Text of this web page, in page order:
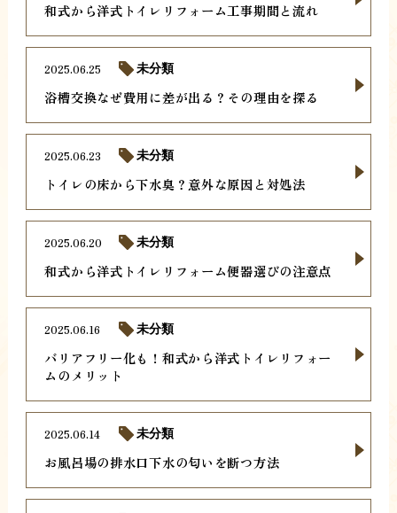
和式から洋式トイレリフォーム工事期間と流れ
浴槽交換なぜ費用に差が出る？その理由を探る
2025.06.25 未分類
トイレの床から下水臭？意外な原因と対処法
2025.06.23 未分類
和式から洋式トイレリフォーム便器選びの注意点
2025.06.20 未分類
バリアフリー化も！和式から洋式トイレリフォー
ムのメリット
2025.06.16 未分類
お風呂場の排水口下水の匂いを断つ方法
2025.06.14 未分類